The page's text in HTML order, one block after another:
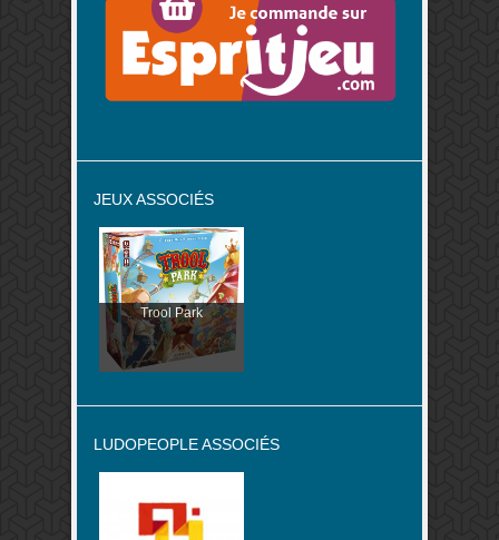
JEUX ASSOCIÉS
Trool Park
LUDOPEOPLE ASSOCIÉS